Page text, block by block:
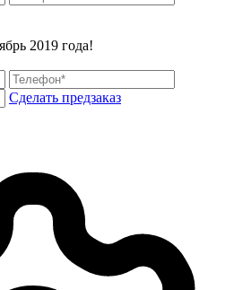
2019 года!
Сделать предзаказ